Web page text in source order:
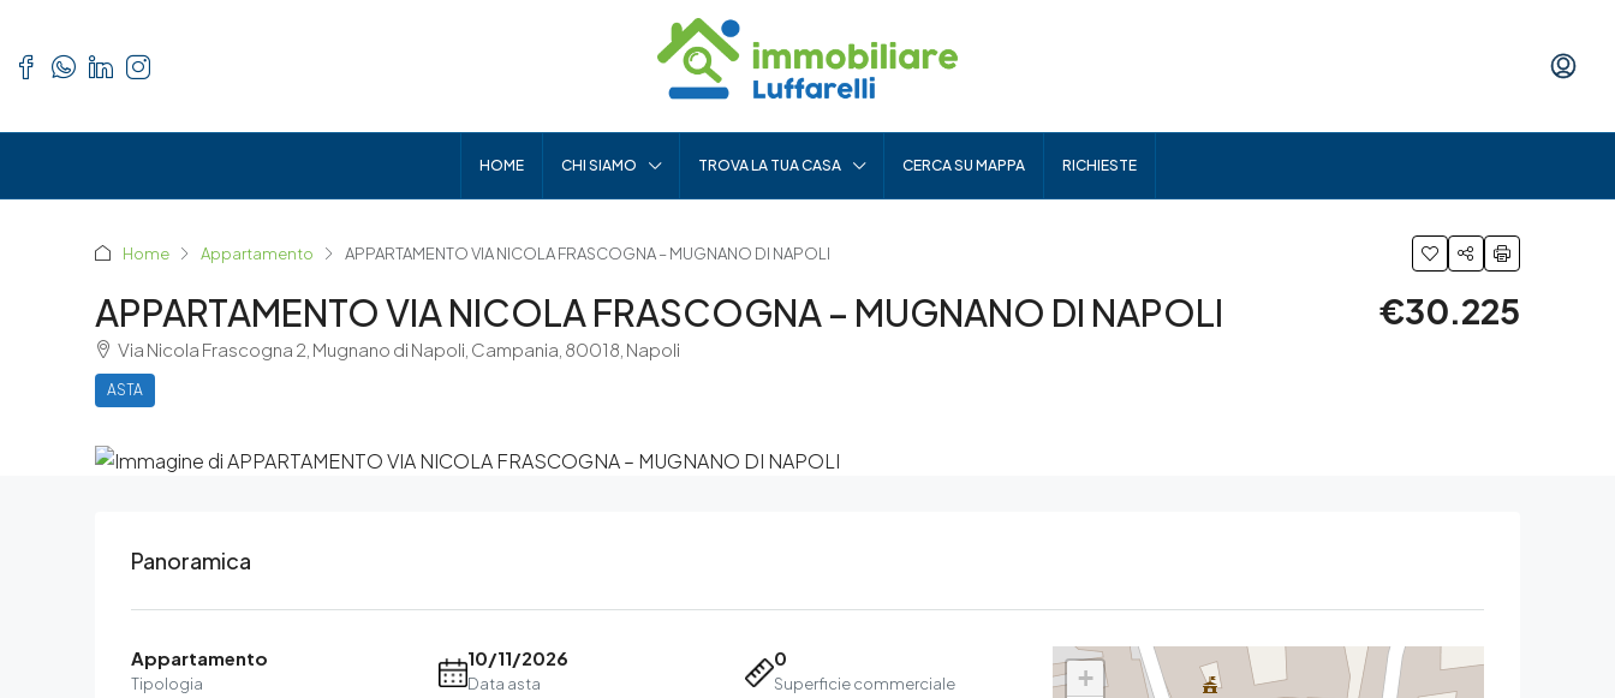
HOME CHI SIAMO TROVA LA TUA CASA CERCA SU MAPPA RICHIESTE
Home Appartamento APPARTAMENTO VIA NICOLA FRASCOGNA – MUGNANO DI NAPOLI
APPARTAMENTO VIA NICOLA FRASCOGNA – MUGNANO DI NAPOLI
Via Nicola Frascogna 2, Mugnano di Napoli, Campania, 80018, Napoli
ASTA
€30.225
Panoramica
Appartamento
Tipologia
10/11/2026
Data asta
0
Superficie commerciale
+